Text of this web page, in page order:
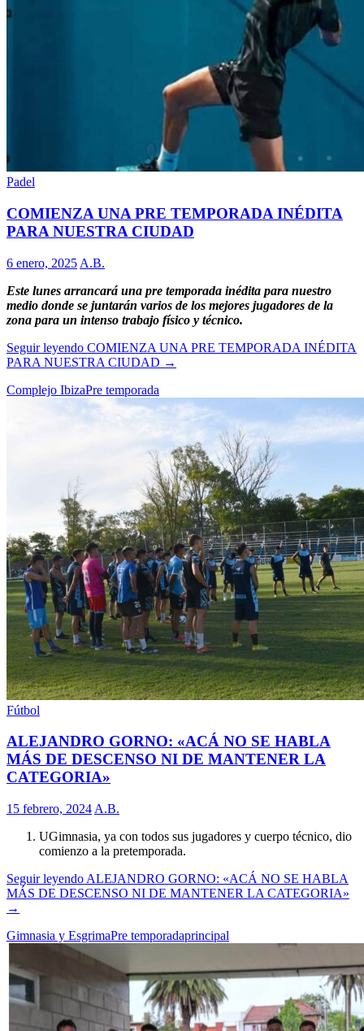
Padel
COMIENZA UNA PRE TEMPORADA INÉDITA
PARA NUESTRA CIUDAD
6 enero, 2025 A.B.
Este lunes arrancará una pre temporada inédita para nuestro
medio donde se juntarán varios de los mejores jugadores de la
zona para un intenso trabajo físico y técnico.
Seguir leyendo COMIENZA UNA PRE TEMPORADA INÉDITA
PARA NUESTRA CIUDAD →
Complejo IbizaPre temporada
Fútbol
ALEJANDRO GORNO: «ACÁ NO SE HABLA
MÁS DE DESCENSO NI DE MANTENER LA
CATEGORIA»
15 febrero, 2024 A.B.
UGimnasia, ya con todos sus jugadores y cuerpo técnico, dio
comienzo a la pretemporada.
Seguir leyendo ALEJANDRO GORNO: «ACÁ NO SE HABLA
MÁS DE DESCENSO NI DE MANTENER LA CATEGORIA»
→
Gimnasia y EsgrimaPre temporadaprincipal